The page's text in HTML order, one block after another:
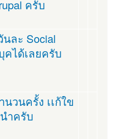
ครับ
ละ Social
คได้เลยครับ
วนครั้ง เเก้ใข
ำครับ